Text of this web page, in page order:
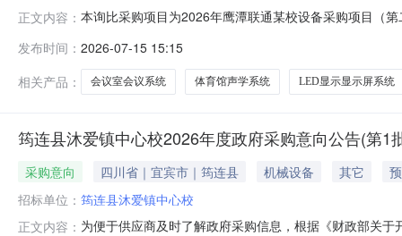
正文内容： 本询比采购项目为2026年鹰潭联通某校设备采购项目（
公司。项目资金来源已落实，具备询比采购条件，现进
目名称：20
发布时间： 2026-07-15 15:15
相关产品：
会议室会议系统 体育馆声学系统 LED显示显示屏系统
筠连县沐爱镇中心校2026年度政府采购意向公告(第1
采购意向 四川省｜宜宾市｜筠连县 机械设备 其它
招标单位： 筠连县沐爱镇中心校
正文内容： 为便于供应商及时了解政府采购信息，根据《财政部关